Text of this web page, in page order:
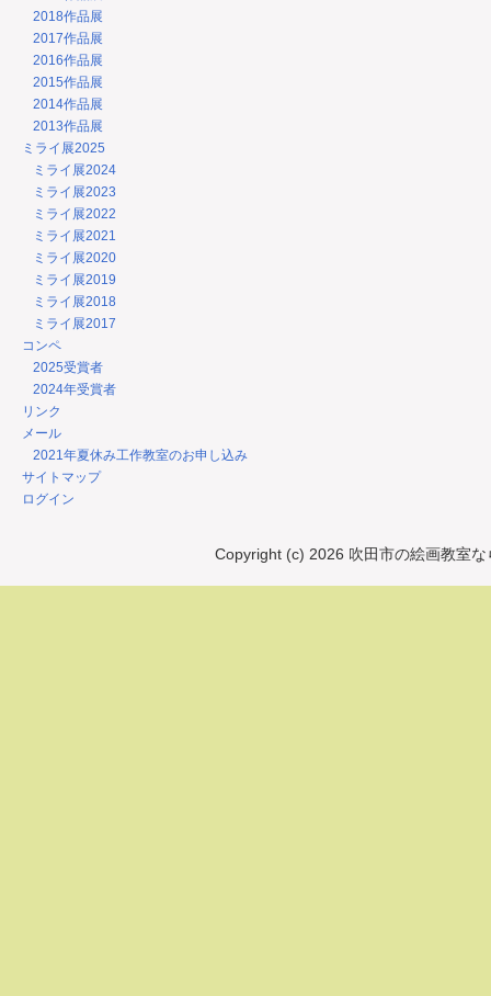
2018作品展
2017作品展
2016作品展
2015作品展
2014作品展
2013作品展
ミライ展2025
ミライ展2024
ミライ展2023
ミライ展2022
ミライ展2021
ミライ展2020
ミライ展2019
ミライ展2018
ミライ展2017
コンペ
2025受賞者
2024年受賞者
リンク
メール
2021年夏休み工作教室のお申し込み
サイトマップ
ログイン
Copyright (c) 2026 吹田市の絵画教室